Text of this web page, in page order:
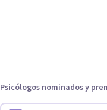
Psicólogos nominados y